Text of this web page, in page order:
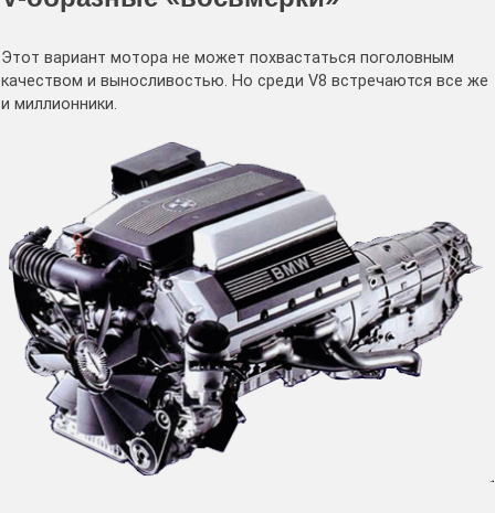
Этот вариант мотора не может похвастаться поголовным
качеством и выносливостью. Но среди V8 встречаются все же
и миллионники.